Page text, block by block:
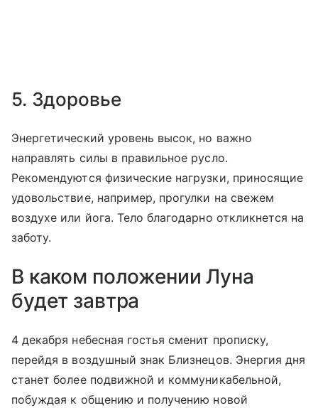
5. Здоровье
Энергетический уровень высок, но важно
направлять силы в правильное русло.
Рекомендуются физические нагрузки, приносящие
удовольствие, например, прогулки на свежем
воздухе или йога. Тело благодарно откликнется на
заботу.
В каком положении Луна
будет завтра
4 декабря небесная гостья сменит прописку,
перейдя в воздушный знак Близнецов. Энергия дня
станет более подвижной и коммуникабельной,
побуждая к общению и получению новой